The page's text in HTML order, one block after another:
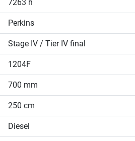
7263 h
Perkins
Stage IV / Tier IV final
1204F
700 mm
250 cm
Diesel